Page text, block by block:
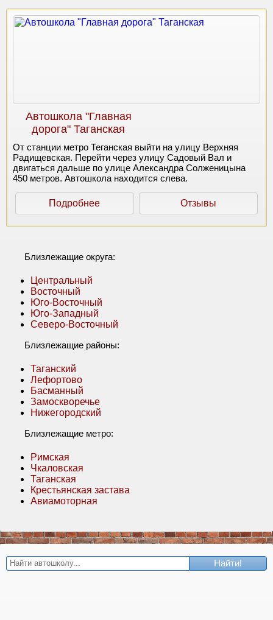
Автошкола "Главная
дорога" Таганская
От станции метро Теганская выйти на улицу Верхняя
Радищевская. Перейти через улицу Садовый Вал и
двигаться дальше по улице Александра Солженицына
450 метров. Автошкола находится слева.
Подробнее Отзывы
Близлежащие округа:
Центральный
Восточный
Юго-Восточный
Юго-Западный
Северо-Восточный
Близлежащие районы:
Таганский
Лефортово
Басманный
Замоскворечье
Нижегородский
Близлежащие метро:
Римская
Чкаловская
Таганская
Крестьянская застава
Авиамоторная
Найти!